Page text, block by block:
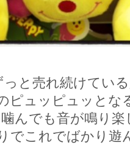
っと売れ続けてい
ピュッピュッとな
んでも音が鳴り楽
でこれでばかり